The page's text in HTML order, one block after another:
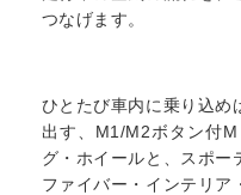
つなげます。
ひとたび車内に乗り込め
出す、M1/M2ボタン付
グ・ホイールと、スポー
ファイバー・インテリア